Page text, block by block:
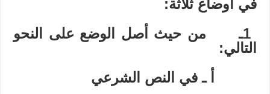
في أوضاع ثلاثة:
ـمن حيث أصل الوضع على النحو
التالي:
أـفي النص الشرعي